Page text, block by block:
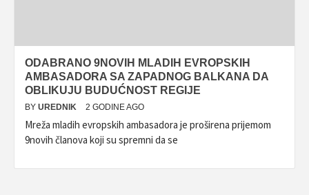
ODABRANO 9NOVIH MLADIH EVROPSKIH
AMBASADORA SA ZAPADNOG BALKANA DA
OBLIKUJU BUDUĆNOST REGIJE
BY UREDNIK 2 GODINE AGO
Mreža mladih evropskih ambasadora je proširena prijemom
9novih članova koji su spremni da se